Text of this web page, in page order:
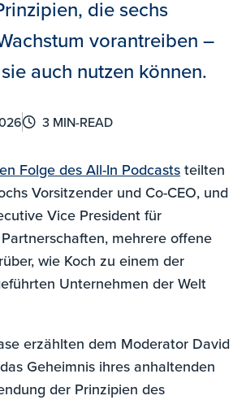
die sechs
vorantreiben –
auch nutzen können.
3 MIN-READ
Folge des All-In Podcasts teilten
Vorsitzender und Co-CEO, und
Vice President für
mehrere offene
wie Koch zu einem der
Unternehmen der Welt
erzählten dem Moderator David
Geheimnis ihres anhaltenden
der Prinzipien des